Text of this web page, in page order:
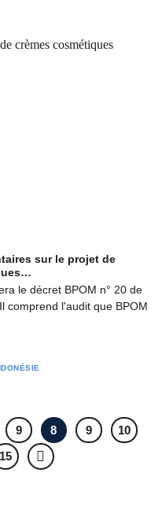
sur le projet de
le décret BPOM n° 20 de
comprend l'audit que BPOM
9 8 9
10
15